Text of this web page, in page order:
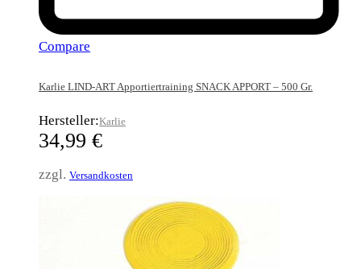
Compare
Karlie LIND-ART Apportiertraining SNACK APPORT – 500 Gr.
Hersteller:Karlie
34,99 €
zzgl. Versandkosten